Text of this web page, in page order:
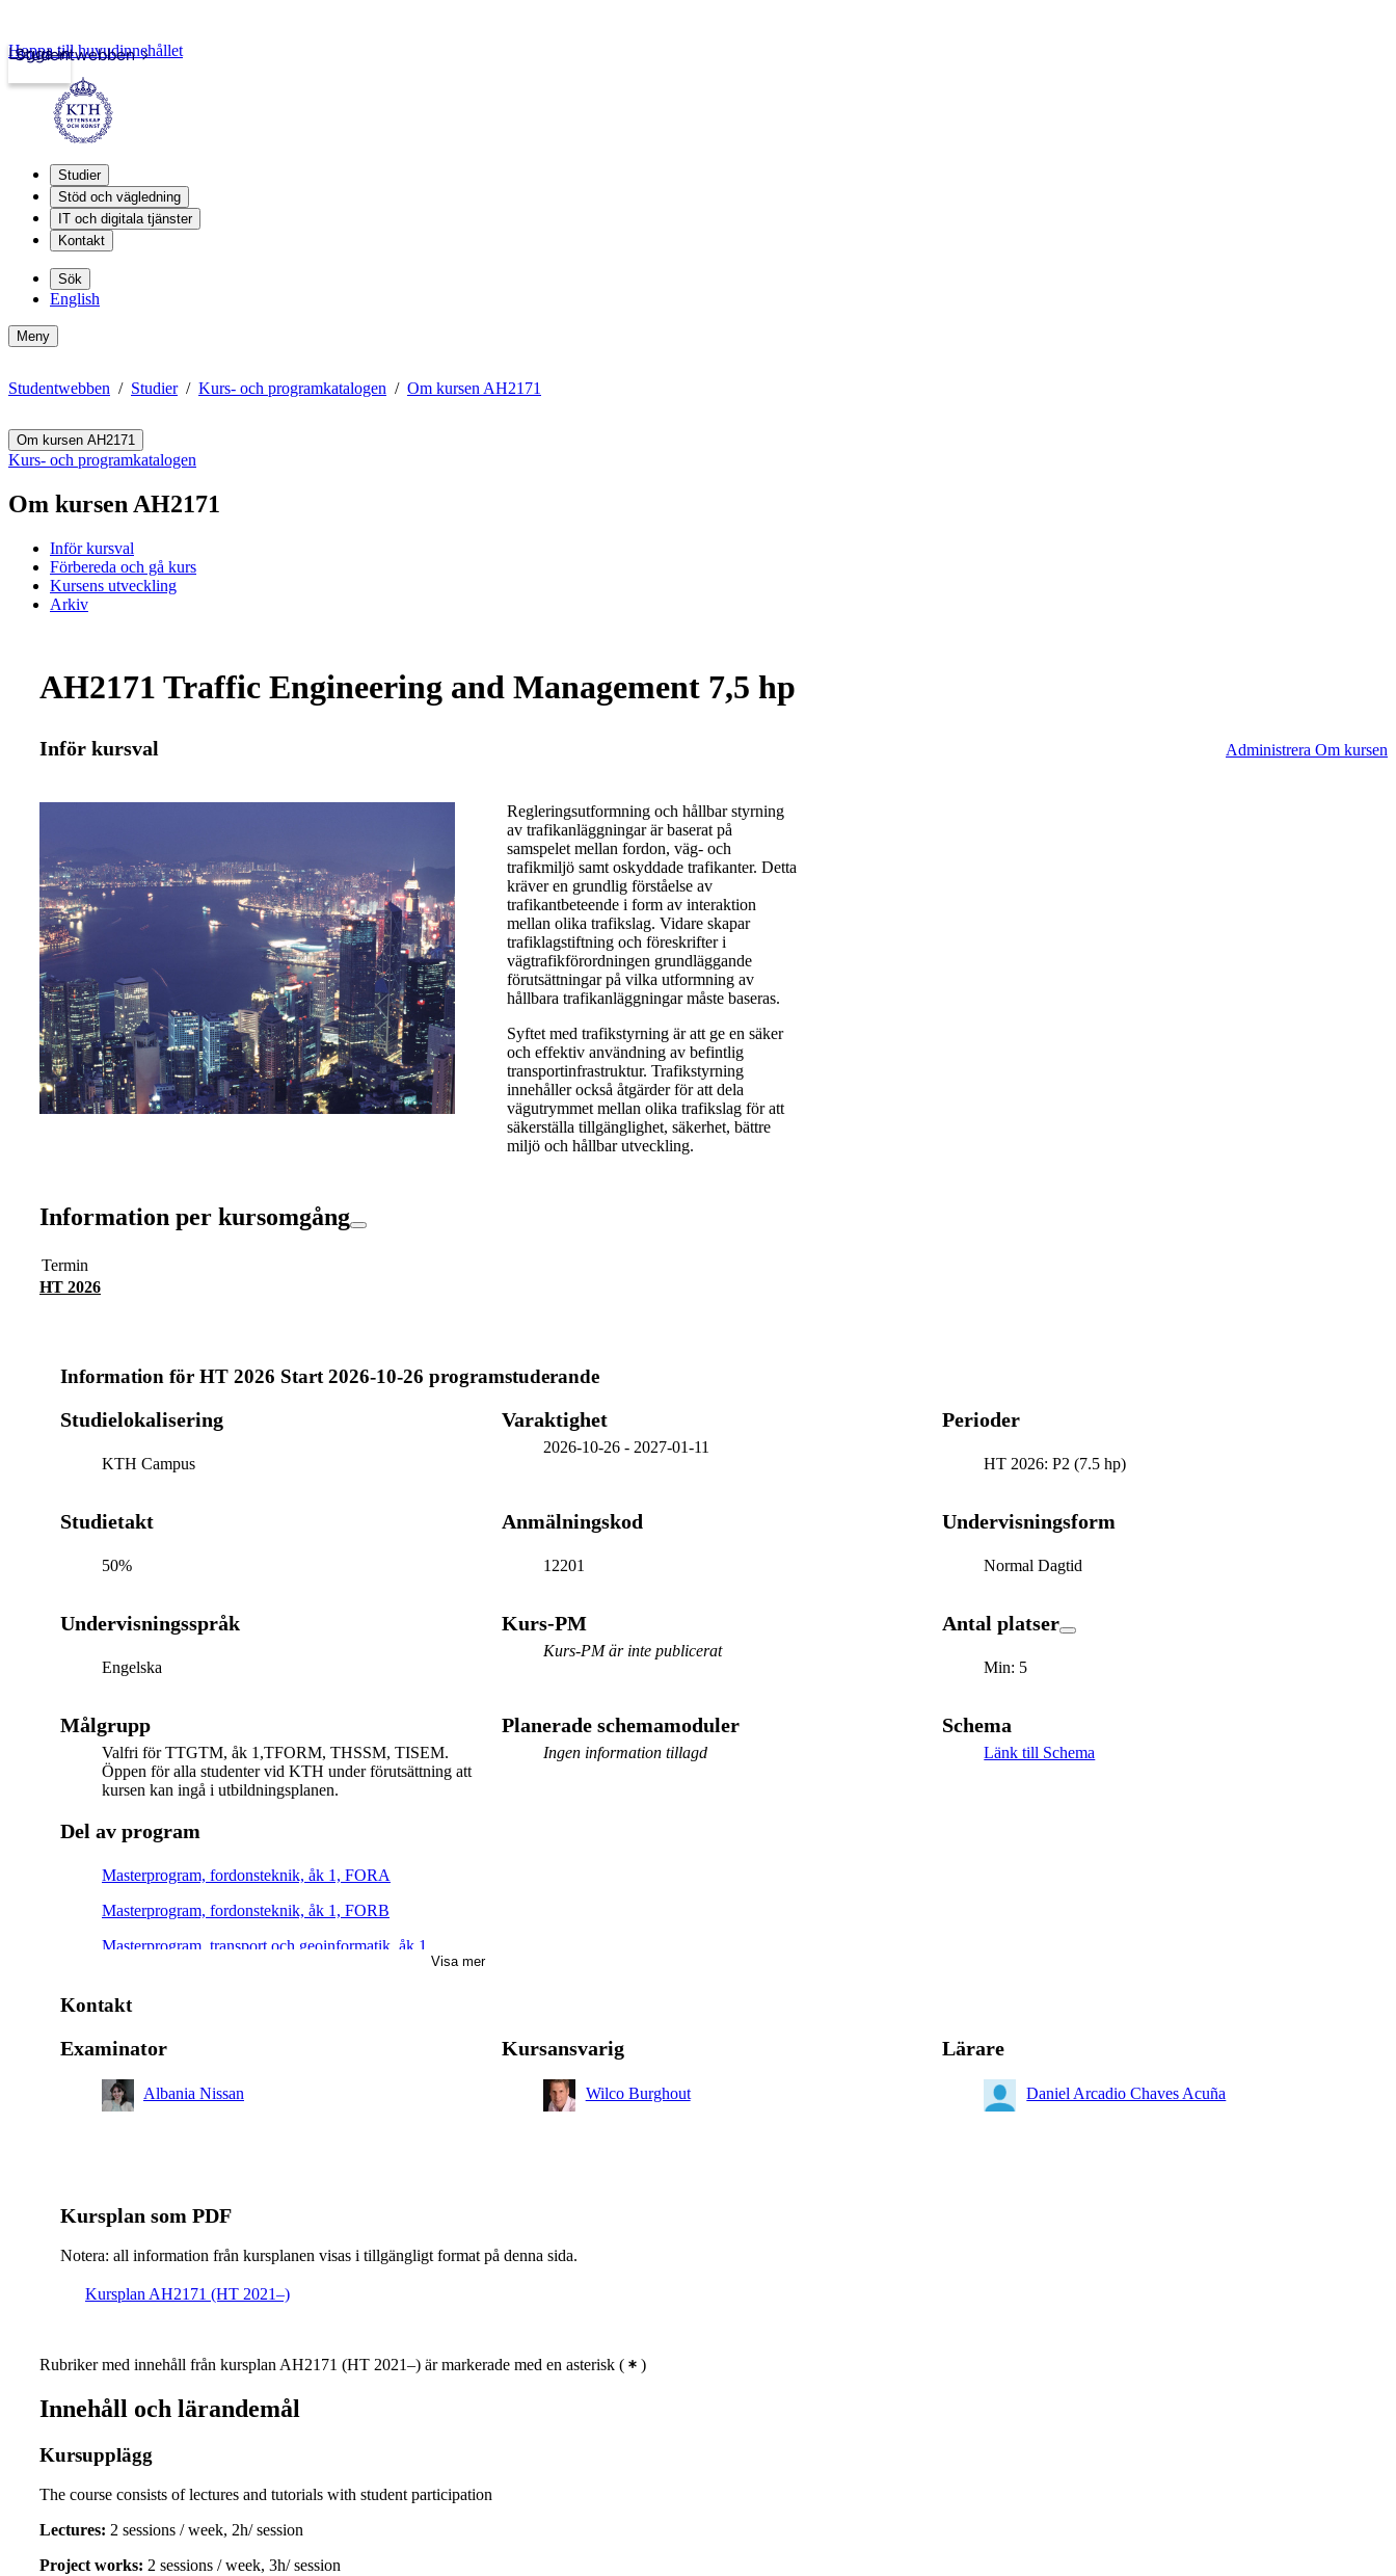
Studentwebben
Logga in
Hoppa till huvudinnehållet
Studier
Stöd och vägledning
IT och digitala tjänster
Kontakt
Sök
English
Meny
Studentwebben Studier Kurs- och programkatalogen Om kursen AH2171
Om kursen AH2171
Kurs- och programkatalogen
Om kursen AH2171
Inför kursval
Förbereda och gå kurs
Kursens utveckling
Arkiv
AH2171 Traffic Engineering and Management 7,5 hp
Inför kursval Administrera Om kursen
Regleringsutformning och hållbar styrning
av trafikanläggningar är baserat på
samspelet mellan fordon, väg- och
trafikmiljö samt oskyddade trafikanter. Detta
kräver en grundlig förståelse av
trafikantbeteende i form av interaktion
mellan olika trafikslag. Vidare skapar
trafiklagstiftning och föreskrifter i
vägtrafikförordningen grundläggande
förutsättningar på vilka utformning av
hållbara trafikanläggningar måste baseras.
Syftet med trafikstyrning är att ge en säker
och effektiv användning av befintlig
transportinfrastruktur. Trafikstyrning
innehåller också åtgärder för att dela
vägutrymmet mellan olika trafikslag för att
säkerställa tillgänglighet, säkerhet, bättre
miljö och hållbar utveckling.
Information per kursomgång
Termin
HT 2026
Information för HT 2026 Start 2026-10-26 programstuderande
Studielokalisering
KTH Campus
Varaktighet
2026-10-26- 2027-01-11
Perioder
HT 2026: P2 (7.5 hp)
Studietakt
50%
Anmälningskod
12201
Undervisningsform
Normal Dagtid
Undervisningsspråk
Engelska
Kurs-PM
Kurs-PM är inte publicerat
Antal platser
Min: 5
Målgrupp
Valfri för TTGTM, åk 1,TFORM, THSSM, TISEM.
Öppen för alla studenter vid KTH under förutsättning att
kursen kan ingå i utbildningsplanen.
Planerade schemamoduler
Ingen information tillagd
Schema
Länk till Schema
Del av program
Masterprogram, fordonsteknik, åk 1, FORA
Masterprogram, fordonsteknik, åk 1, FORB
Masterprogram, transport och geoinformatik, åk 1,
Masterprogram, fordonsteknik, åk 2, Villkorligt valfri
Visa mer
Kontakt
Examinator
Albania Nissan
Kursansvarig
Wilco Burghout
Lärare
Daniel Arcadio Chaves Acuña
Kursplan som PDF
Notera: all information från kursplanen visas i tillgängligt format på denna sida.
Kursplan AH2171 (HT 2021–)
Rubriker med innehåll från kursplan AH2171 (HT 2021–) är markerade med en asterisk ( )
Innehåll och lärandemål
Kursupplägg
The course consists of lectures and tutorials with student participation
Lectures: 2 sessions / week, 2h/ session
Project works: 2 sessions / week, 3h/ session